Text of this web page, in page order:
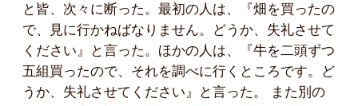
と皆、次々に断った。最初の人は、『畑を買ったの
で、見に行かねばなりません。どうか、失礼させて
ください』と言った。ほかの人は、『牛を二頭ずつ
五組買ったので、それを調べに行くところです。ど
うか、失礼させてください』と言った。 また別の